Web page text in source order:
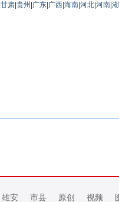
甘肃 贵州 广东 广西 海南 河北 河南
雄安 市县 原创 视频